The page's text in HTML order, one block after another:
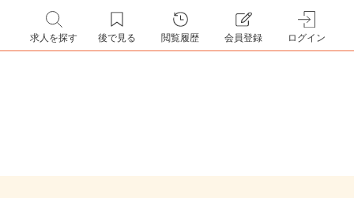
求人を探す 後で見る 閲覧履歴 会員登録 ログイン